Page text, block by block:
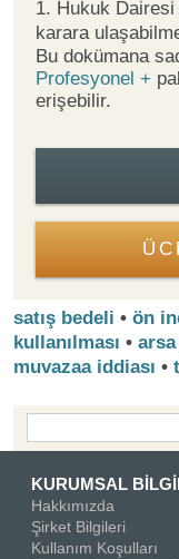
1. Hukuk
karara
Bu dokümana
Profesyonel +
erişebilir.
satış bedeli • ön
kullanılması • arsa
muvazaa iddiası •
KURUMSAL
Hakkımızda
Şirket Bilgileri
Kullanım Koşulları